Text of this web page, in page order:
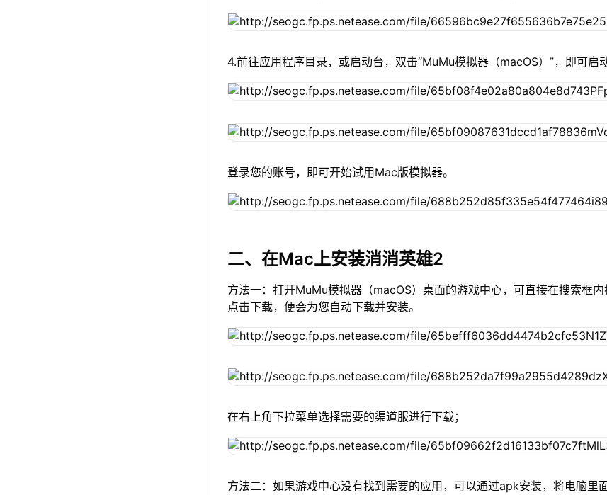
4.前往应用程序目录，或启动台，双击“MuMu模拟器（macOS）”，即可启
登录您的账号，即可开始试用Mac版模拟器。
二、在Mac上安装消消英雄2
方法一：打开MuMu模拟器（macOS）桌面的游戏中心，可直接在搜索框内
点击下载，便会为您自动下载并安装。
在右上角下拉菜单选择需要的渠道服进行下载；
方法二：如果游戏中心没有找到需要的应用，可以通过apk安装，将电脑里